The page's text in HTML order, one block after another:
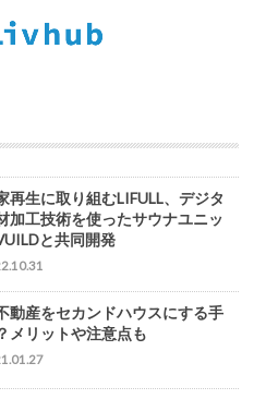
再生に取り組むLIFULL、デジタ
加工技術を使ったサウナユニッ
と共同開発
動産をセカンドハウスにする手
メリットや注意点も